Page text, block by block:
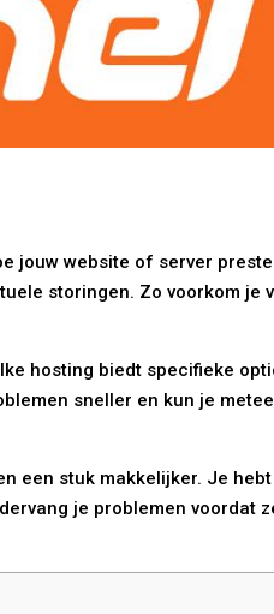
jouw website of server
storingen. Zo voorkom je
hosting biedt specifieke
sneller en kun je
een stuk makkelijker. Je
je problemen voordat